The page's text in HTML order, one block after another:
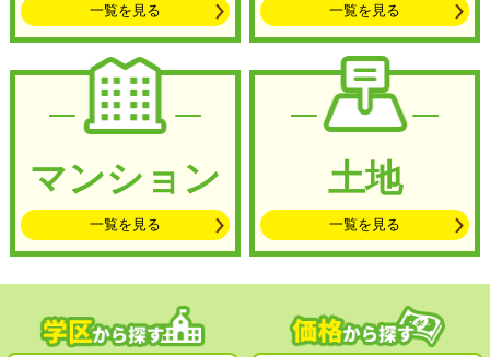
一覧を見る 一覧を見る
マンション
一覧を見る
土地
一覧を見る